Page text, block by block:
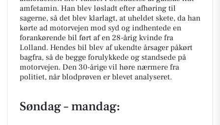
amfetamin. Han blev løsladt efter afhøring til
sagerne, så det blev klarlagt, at uheldet skete, da han
kørte ad motorvejen mod syd og indhentede en
forankørende bil ført af en 28-årig kvinde fra
Lolland. Hendes bil blev af ukendte årsager påkørt
bagfra, så de begge forulykkede og standsede på
motorvejen. Den 30-årige vil høre nærmere fra
politiet, når blodprøven er blevet analyseret.
Søndag – mandag: